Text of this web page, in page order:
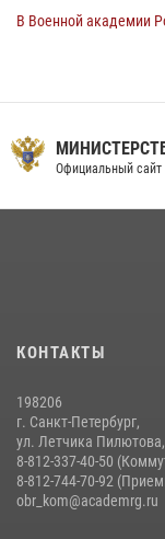
В Военной академии
09 июля 2026, 11:58
Официальный сайт
КОНТАКТЫ
198206
г. Санкт-Петербург,
ул. Летчика
8-812-337-40-50
8-812-744-70-92
obr_kom@academrg.ru